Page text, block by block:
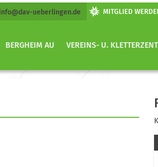
info@dav-ueberlingen.de
BERGHEIM AU VEREINS- U.